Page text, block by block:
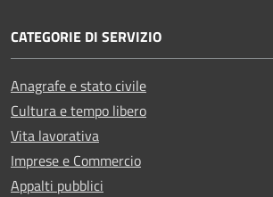
CATEGORIE DI SERVIZIO
Anagrafe e stato civile
Cultura e tempo libero
Vita lavorativa
Imprese e Commercio
Appalti pubblici